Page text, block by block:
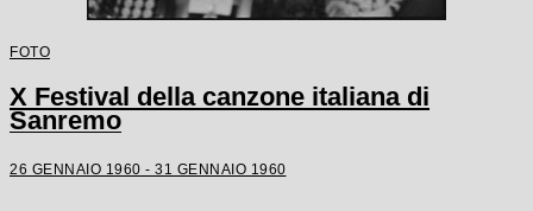
FOTO
X Festival della canzone italiana di
Sanremo
26 GENNAIO 1960 - 31 GENNAIO 1960